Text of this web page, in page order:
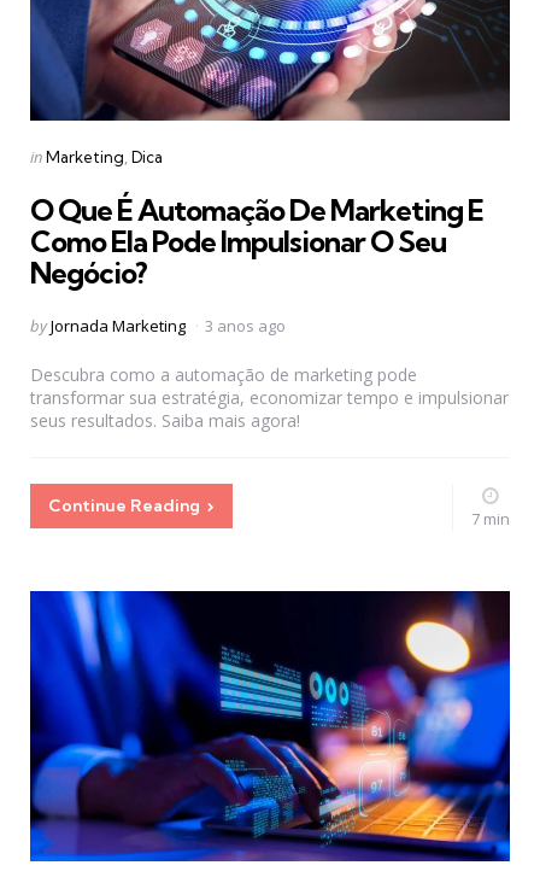
Categories
Posted
inMarketing Dica
O Que É Automação De Marketing E
Como Ela Pode Impulsionar O Seu
Negócio?
Posted
byJornada Marketing 3 anos ago
Descubra como a automação de marketing pode
transformar sua estratégia, economizar tempo e impulsionar
seus resultados. Saiba mais agora!
Continue Reading
7 min